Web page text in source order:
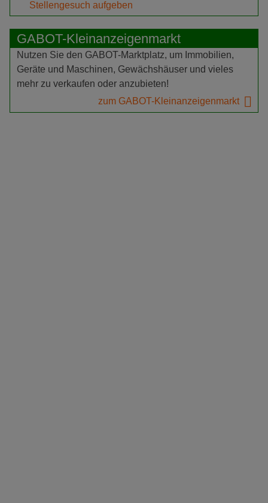
Stellengesuch aufgeben
GABOT-Kleinanzeigenmarkt
Nutzen Sie den GABOT-Marktplatz, um Immobilien,
Geräte und Maschinen, Gewächshäuser und vieles
mehr zu verkaufen oder anzubieten!
zum GABOT-Kleinanzeigenmarkt